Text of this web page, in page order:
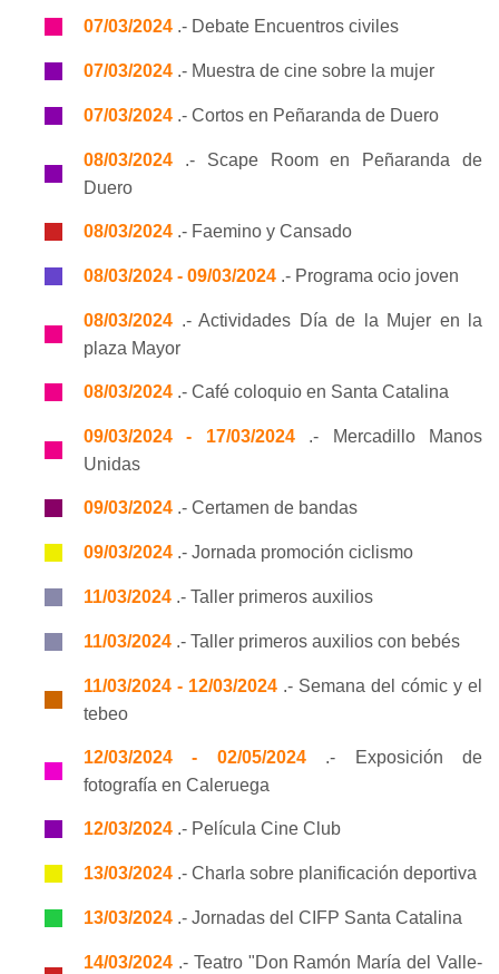
07/03/2024 .- Debate Encuentros civiles
07/03/2024 .- Muestra de cine sobre la mujer
07/03/2024 .- Cortos en Peñaranda de Duero
08/03/2024 .- Scape Room en Peñaranda de
Duero
08/03/2024 .- Faemino y Cansado
08/03/2024 - 09/03/2024 .- Programa ocio joven
08/03/2024 .- Actividades Día de la Mujer en la
plaza Mayor
08/03/2024 .- Café coloquio en Santa Catalina
09/03/2024 - 17/03/2024.- Mercadillo Manos
Unidas
09/03/2024 .- Certamen de bandas
09/03/2024 .- Jornada promoción ciclismo
11/03/2024 .- Taller primeros auxilios
11/03/2024 .- Taller primeros auxilios con bebés
11/03/2024 - 12/03/2024 .- Semana del cómic y el
tebeo
12/03/2024 - 02/05/2024.- Exposición de
fotografía en Caleruega
12/03/2024 .- Película Cine Club
13/03/2024 .- Charla sobre planificación deportiva
13/03/2024 .- Jornadas del CIFP Santa Catalina
14/03/2024 .- Teatro "Don Ramón María del Valle-